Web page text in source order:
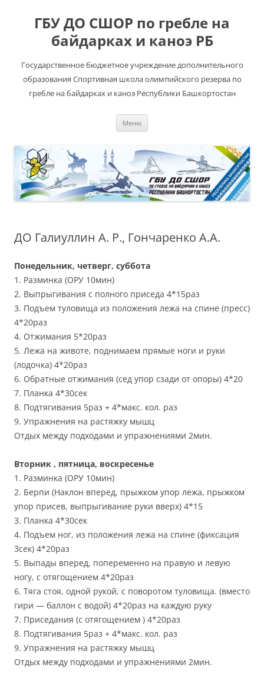
ГБУ ДО СШОР по гребле на
байдарках и каноэ РБ
Государственное бюджетное учреждение дополнительного
образования Спортивная школа олимпийского резерва по
гребле на байдарках и каноэ Республики Башкортостан
Меню
ДО Галиуллин А. Р., Гончаренко А.А.
Понедельник, четверг, суббота
1. Разминка (ОРУ 10мин)
2. Выпрыгивания с полного приседа 4*15раз
3. Подъем туловища из положения лежа на спине (пресс)
4*20раз
4. Отжимания 5*20раз
5. Лежа на животе, поднимаем прямые ноги и руки
(лодочка) 4*20раз
6. Обратные отжимания (сед упор сзади от опоры) 4*20
7. Планка 4*30сек
8. Подтягивания 5раз + 4*макс. кол. раз
9. Упражнения на растяжку мышц
Отдых между подходами и упражнениями 2мин.
Вторник , пятница, воскресенье
1. Разминка (ОРУ 10мин)
2. Берпи (Наклон вперед, прыжком упор лежа, прыжком
упор присев, выпрыгивание руки вверх) 4*15
3. Планка 4*30сек
4. Подъем ног, из положения лежа на спине (фиксация
3сек) 4*20раз
5. Выпады вперед, попеременно на правую и левую
ногу, с отягощением 4*20раз
6. Тяга стоя, одной рукой, с поворотом туловища. (вместо
гири — баллон с водой) 4*20раз на каждую руку
7. Приседания (с отягощением ) 4*20раз
8. Подтягивания 5раз + 4*макс. кол. раз
9. Упражнения на растяжку мышц
Отдых между подходами и упражнениями 2мин.